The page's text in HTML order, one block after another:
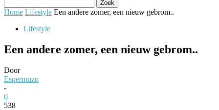
Home Lifestyle Een andere zomer, een nieuw gebrom..
Lifestyle
Een andere zomer, een nieuw gebrom..
Door
Espermuzo
-
0
538